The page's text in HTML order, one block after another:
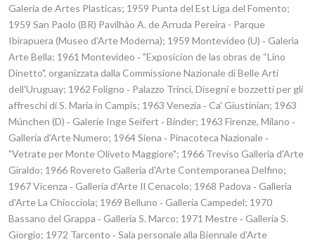
Galeria de Artes Plasticas; 1959 Punta del Est Liga del Fomento;
1959 San Paolo (BR) Pavilhào A. de Arruda Pereira - Parque
Ibirapuera (Museo d'Arte Moderna); 1959 Montevideo (U) ‑ Galerìa
Arte Bella; 1961 Montevideo ‑ "Exposicion de las obras de “Lino
Dinetto", organizzata dalla Commissione Nazionale di Belle Arti
dell'Uruguay; 1962 Foligno ‑ Palazzo Trinci, Disegni e bozzetti per gli
affreschi di S. Maria in Campis; 1963 Venezia ‑ Ca' Giustinian; 1963
Múnchen (D) ‑ Galerie Inge Seifert ‑ Binder; 1963 Firenze, Milano ‑
Galleria d'Arte Numero; 1964 Siena ‑ Pinacoteca Nazionale ‑
"Vetrate per Monte Oliveto Maggiore"; 1966 Treviso Galleria d'Arte
Giraldo; 1966 Rovereto Galleria d'Arte Contemporanea Delfino;
1967 Vicenza ‑ Galleria d'Arte Il Cenacolo; 1968 Padova ‑ Galleria
d'Arte La Chiocciola; 1969 Belluno ‑ Galleria Campedel; 1970
Bassano del Grappa ‑ Galleria S. Marco; 1971 Mestre ‑ Galleria S.
Giorgio; 1972 Tarcento ‑ Sala personale alla Biennale d'Arte